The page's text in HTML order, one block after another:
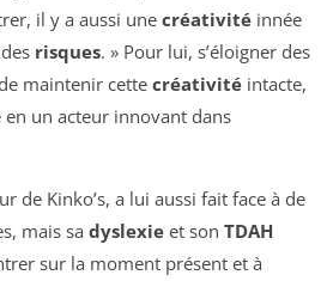
il y a aussi une créativité innée
risques. » Pour lui, s’éloigner des
maintenir cette créativité intacte,
en un acteur innovant dans
de Kinko’s, a lui aussi fait face à de
mais sa dyslexie et son TDAH
sur la moment présent et à